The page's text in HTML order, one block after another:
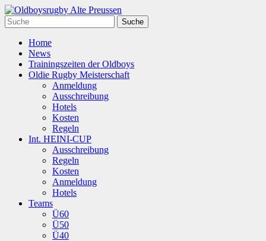
Home
News
Trainingszeiten der Oldboys
Oldie Rugby Meisterschaft
Anmeldung
Ausschreibung
Hotels
Kosten
Regeln
Int. HEINI-CUP
Ausschreibung
Regeln
Kosten
Anmeldung
Hotels
Teams
Ü60
Ü50
Ü40